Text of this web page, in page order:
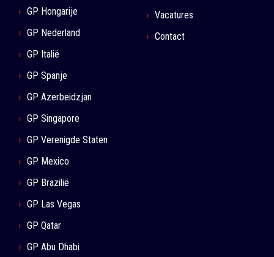
GP Hongarije
GP Nederland
GP Italië
GP Spanje
GP Azerbeidzjan
GP Singapore
GP Verenigde Staten
GP Mexico
GP Brazilië
GP Las Vegas
GP Qatar
GP Abu Dhabi
Vacatures
Contact